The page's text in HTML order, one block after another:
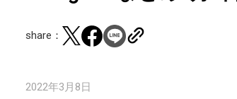
share：
2022年3月8日